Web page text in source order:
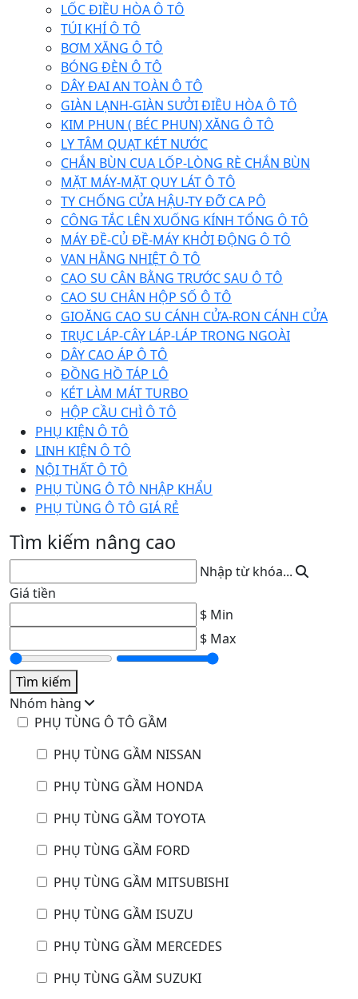
LỐC ĐIỀU HÒA Ô TÔ
TÚI KHÍ Ô TÔ
BƠM XĂNG Ô TÔ
BÓNG ĐÈN Ô TÔ
DÂY ĐAI AN TOÀN Ô TÔ
GIÀN LẠNH-GIÀN SƯỞI ĐIỀU HÒA Ô TÔ
KIM PHUN ( BÉC PHUN) XĂNG Ô TÔ
LY TÂM QUẠT KÉT NƯỚC
CHẮN BÙN CUA LỐP-LÒNG RÈ CHẮN BÙN
MẶT MÁY-MẶT QUY LÁT Ô TÔ
TY CHỐNG CỬA HẬU-TY ĐỠ CA PÔ
CÔNG TẮC LÊN XUỐNG KÍNH TỔNG Ô TÔ
MÁY ĐỀ-CỦ ĐỀ-MÁY KHỞI ĐỘNG Ô TÔ
VAN HẰNG NHIỆT Ô TÔ
CAO SU CÂN BẰNG TRƯỚC SAU Ô TÔ
CAO SU CHÂN HỘP SỐ Ô TÔ
GIOĂNG CAO SU CÁNH CỬA-RON CÁNH CỬA
TRỤC LÁP-CÂY LÁP-LÁP TRONG NGOÀI
DÂY CAO ÁP Ô TÔ
ĐỒNG HỒ TÁP LÔ
KÉT LÀM MÁT TURBO
HỘP CẦU CHÌ Ô TÔ
PHỤ KIỆN Ô TÔ
LINH KIỆN Ô TÔ
NỘI THẤT Ô TÔ
PHỤ TÙNG Ô TÔ NHẬP KHẨU
PHỤ TÙNG Ô TÔ GIÁ RẺ
Tìm kiếm nâng cao
Nhập từ khóa...
Giá tiền
$ Min
$ Max
Tìm kiếm
Nhóm hàng
PHỤ TÙNG Ô TÔ GẦM
PHỤ TÙNG GẦM NISSAN
PHỤ TÙNG GẦM HONDA
PHỤ TÙNG GẦM TOYOTA
PHỤ TÙNG GẦM FORD
PHỤ TÙNG GẦM MITSUBISHI
PHỤ TÙNG GẦM ISUZU
PHỤ TÙNG GẦM MERCEDES
PHỤ TÙNG GẦM SUZUKI